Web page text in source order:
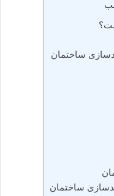
ساختمان
ساختمان